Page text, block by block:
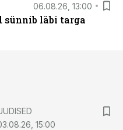
06.08.26, 13:00
sünnib läbi targa
15:00